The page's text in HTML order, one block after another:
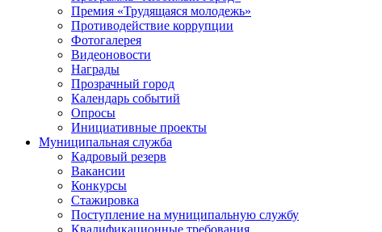
Премия «Трудящаяся молодежь»
Противодействие коррупции
Фотогалерея
Видеоновости
Награды
Прозрачный город
Календарь событий
Опросы
Инициативные проекты
Муниципальная служба
Кадровый резерв
Вакансии
Конкурсы
Стажировка
Поступление на муниципальную службу
Квалификационные требования